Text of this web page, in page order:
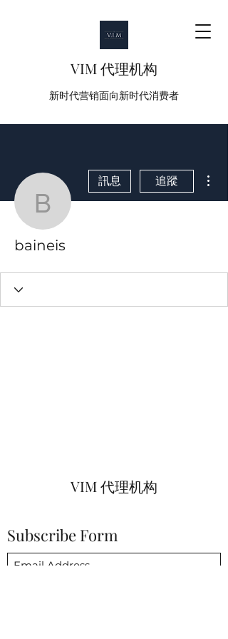
VIM 代理机构
新时代营销面向新时代消费者
baineis
訊息 追蹤
baineis
VIM 代理机构
Subscribe Form